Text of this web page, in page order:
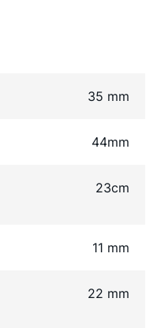
35 mm
44mm
23cm
11 mm
22 mm